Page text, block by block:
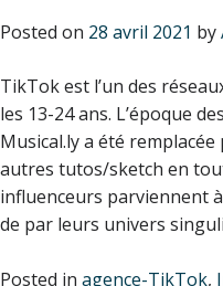
Posted on 28 avril 2021 by
TikTok est l’un des
les 13-24 ans. L’époque
Musical.ly a été remplacée
autres tutos/sketch en
influenceurs parviennent
de par leurs univers
Posted in agence-TikTok,